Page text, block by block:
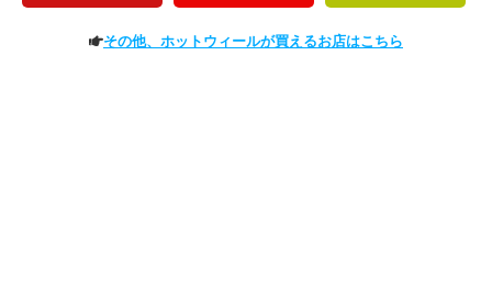
その他、ホットウィールが買えるお店はこちら